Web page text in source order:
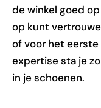
de winkel goed
op kunt
of voor het
expertise sta je
in je schoenen.